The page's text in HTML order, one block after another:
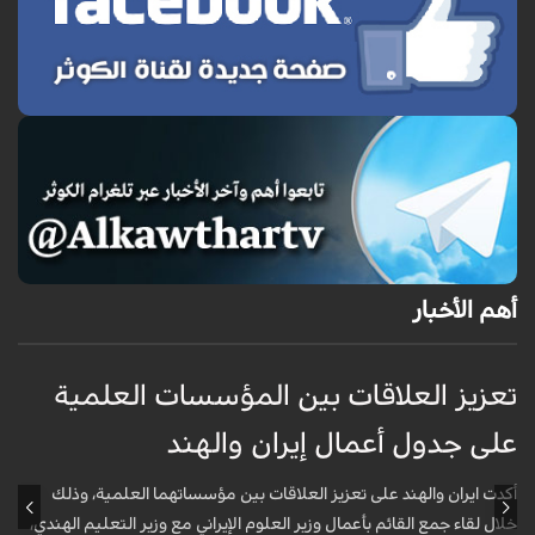
أهم الأخبار
تعزيز العلاقات بين المؤسسات العلمية
على جدول أعمال إيران والهند
أكدت ايران والهند على تعزيز العلاقات بين مؤسساتهما العلمية، وذلك
خلال لقاء جمع القائم بأعمال وزير العلوم الإيراني مع وزير التعليم الهندي،